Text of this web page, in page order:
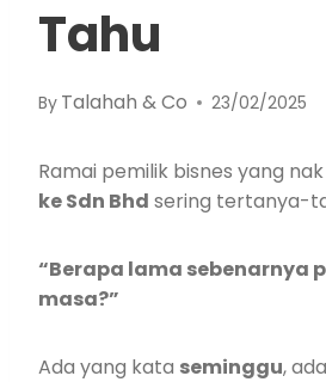
Tahu
By Talahah & Co 23/02/2025
Ramai pemilik bisnes yang nak
ke Sdn Bhd sering tertanya-
“Berapa lama sebenarnya
masa?”
Ada yang kata seminggu,